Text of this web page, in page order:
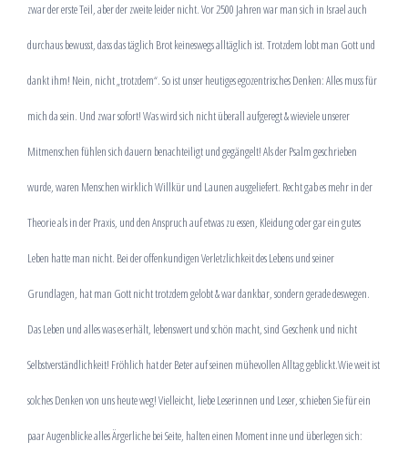
zwar der erste Teil, aber der zweite leider nicht. Vor 2500 Jahrenwar man sich in Israel auch
durchausbewusst, dass das täglich Brot keineswegs alltäglich ist. Trotzdem lobt man Gott und
dankt ihm! Nein, nicht „trotzdem“. So ist unser heutiges egozentrisches Denken: Alles muss für
mich da sein. Und zwar sofort! Was wird sich nicht überall aufgeregt & wieviele unserer
Mitmenschen fühlen sich dauern benachteiligtund gegängelt! Als der Psalm geschrieben
wurde, waren Menschen wirklichWillkür und Launen ausgeliefert. Recht gab es mehr in der
Theorie als in der Praxis, und den Anspruch auf etwas zu essen, Kleidung oder gar ein gutes
Leben hatte man nicht. Bei der offenkundigen Verletzlichkeit des Lebens und seiner
Grundlagen, hat man Gott nicht trotzdem gelobt & war dankbar, sondern gerade deswegen.
Das Leben und alles was es erhält, lebenswert und schön macht, sind Geschenk und nicht
Selbstverständlichkeit! Fröhlich hat der Beter auf seinen mühevollen Alltag geblickt.Wie weit ist
solches Denken von uns heute weg! Vielleicht, liebe Leserinnen und Leser, schieben Sie für ein
paar Augenblicke alles Ärgerliche bei Seite, halten einen Moment inne und überlegen sich: